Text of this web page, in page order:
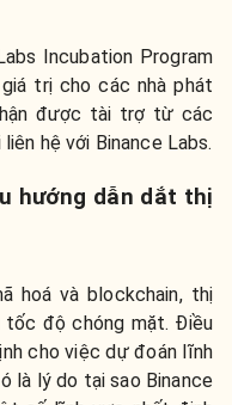
Incubation Program
trị cho các nhà phát
được tài trợ từ các
hệ với Binance Labs.
hướng dẫn dắt thị
hoá và blockchain, thị
độ chóng mặt. Điều
cho việc dự đoán lĩnh
là lý do tại sao Binance